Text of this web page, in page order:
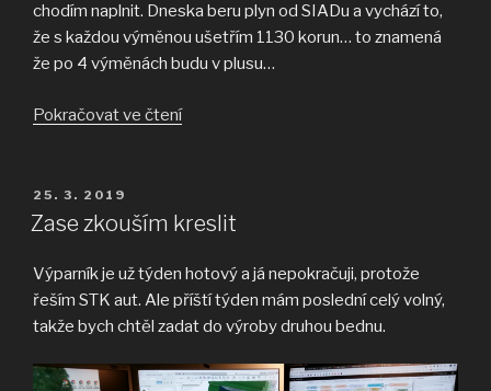
chodím naplnit. Dneska beru plyn od SIADu a vychází to,
že s každou výměnou ušetřím 1130 korun… to znamená
že po 4 výměnách budu v plusu…
Pokračovat ve čtení„Chobola
PUBLIKOVÁNO
25. 3. 2019
Zase zkouším kreslit
Výparník je už týden hotový a já nepokračuji, protože
řeším STK aut. Ale příští týden mám poslední celý volný,
takže bych chtěl zadat do výroby druhou bednu.